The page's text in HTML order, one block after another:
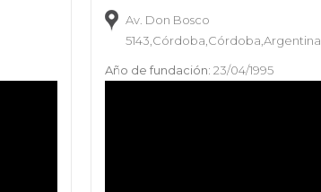
Av. Don Bosco
5143,Córdoba,Córdoba,Argentina
Año de fundación:23/04/1995